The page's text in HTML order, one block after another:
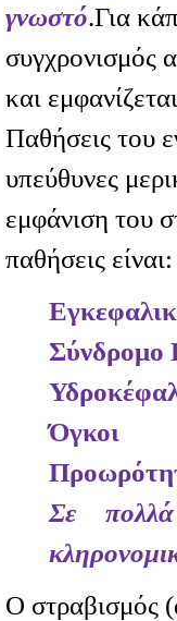
γνωστό.Για
συγχρονισμός
και
Παθήσεις του
υπεύθυνες
εμφάνιση του
παθήσεις είναι:
Σύνδρομο
Όγκοι
Σε
Ο στραβισμός